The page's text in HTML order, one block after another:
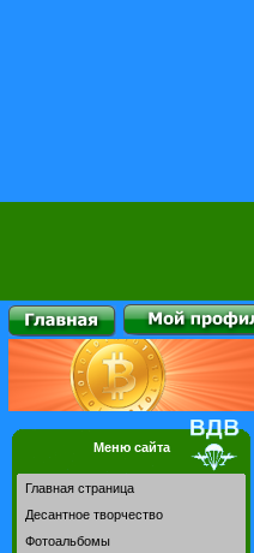
Меню сайта
Главная страница
Десантное творчество
Фотоальбомы